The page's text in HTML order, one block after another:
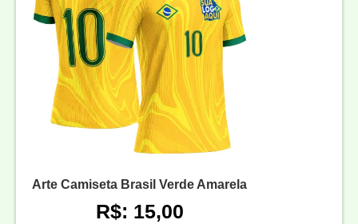
Arte Camiseta Brasil Verde Amarela
R$: 15,00